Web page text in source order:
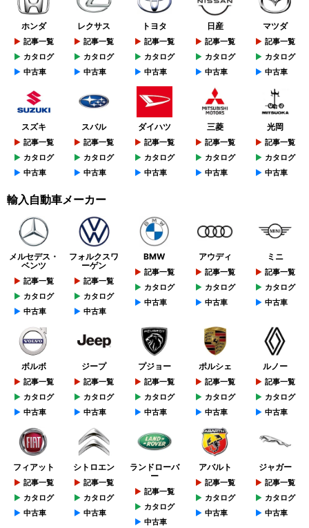
ホンダ
記事一覧
カタログ
中古車
レクサス
記事一覧
カタログ
中古車
トヨタ
記事一覧
カタログ
中古車
日産
記事一覧
カタログ
中古車
マツダ
記事一覧
カタログ
中古車
スズキ
記事一覧
カタログ
中古車
スバル
記事一覧
カタログ
中古車
ダイハツ
記事一覧
カタログ
中古車
三菱
記事一覧
カタログ
中古車
光岡
記事一覧
カタログ
中古車
輸入自動車メーカー
メルセデス・
ベンツ
記事一覧
カタログ
中古車
フォルクスワ
ーゲン
記事一覧
カタログ
中古車
BMW
記事一覧
カタログ
中古車
アウディ
記事一覧
カタログ
中古車
ミニ
記事一覧
カタログ
中古車
ボルボ
記事一覧
カタログ
中古車
ジープ
記事一覧
カタログ
中古車
プジョー
記事一覧
カタログ
中古車
ポルシェ
記事一覧
カタログ
中古車
ルノー
記事一覧
カタログ
中古車
フィアット
記事一覧
カタログ
中古車
シトロエン
記事一覧
カタログ
中古車
ランドローバ
ー
記事一覧
カタログ
中古車
アバルト
記事一覧
カタログ
中古車
ジャガー
記事一覧
カタログ
中古車